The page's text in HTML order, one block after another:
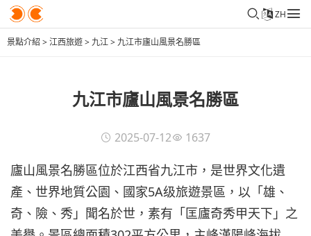
ZH
景點介紹 >江西旅遊> 九江> 九江市廬山風景名勝區
九江市廬山風景名勝區
2025-07-12 1637
廬山風景名勝區位於江西省九江市，是世界文化遺
產、世界地質公園、國家5A级旅遊景區，以「雄、
奇、險、秀」聞名於世，素有「匡廬奇秀甲天下」之